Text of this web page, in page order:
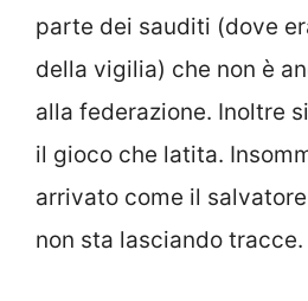
parte dei sauditi (dove
della vigilia) che non è
alla federazione. Inoltre
il gioco che latita.
arrivato come il
non sta lasciando tracce.